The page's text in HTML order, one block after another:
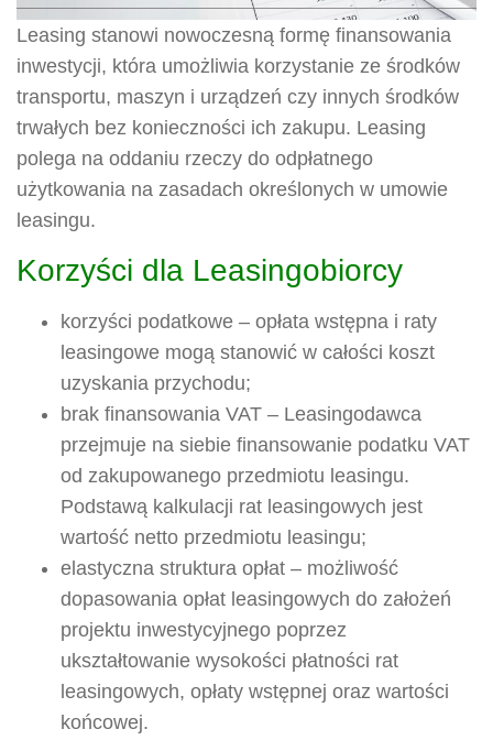
Leasing stanowi nowoczesną formę finansowania
inwestycji, która umożliwia korzystanie ze środków
transportu, maszyn i urządzeń czy innych środków
trwałych bez konieczności ich zakupu. Leasing
polega na oddaniu rzeczy do odpłatnego
użytkowania na zasadach określonych w umowie
leasingu.
Korzyści dla Leasingobiorcy
korzyści podatkowe – opłata wstępna i raty
leasingowe mogą stanowić w całości koszt
uzyskania przychodu;
brak finansowania VAT – Leasingodawca
przejmuje na siebie finansowanie podatku VAT
od zakupowanego przedmiotu leasingu.
Podstawą kalkulacji rat leasingowych jest
wartość netto przedmiotu leasingu;
elastyczna struktura opłat – możliwość
dopasowania opłat leasingowych do założeń
projektu inwestycyjnego poprzez
ukształtowanie wysokości płatności rat
leasingowych, opłaty wstępnej oraz wartości
końcowej.